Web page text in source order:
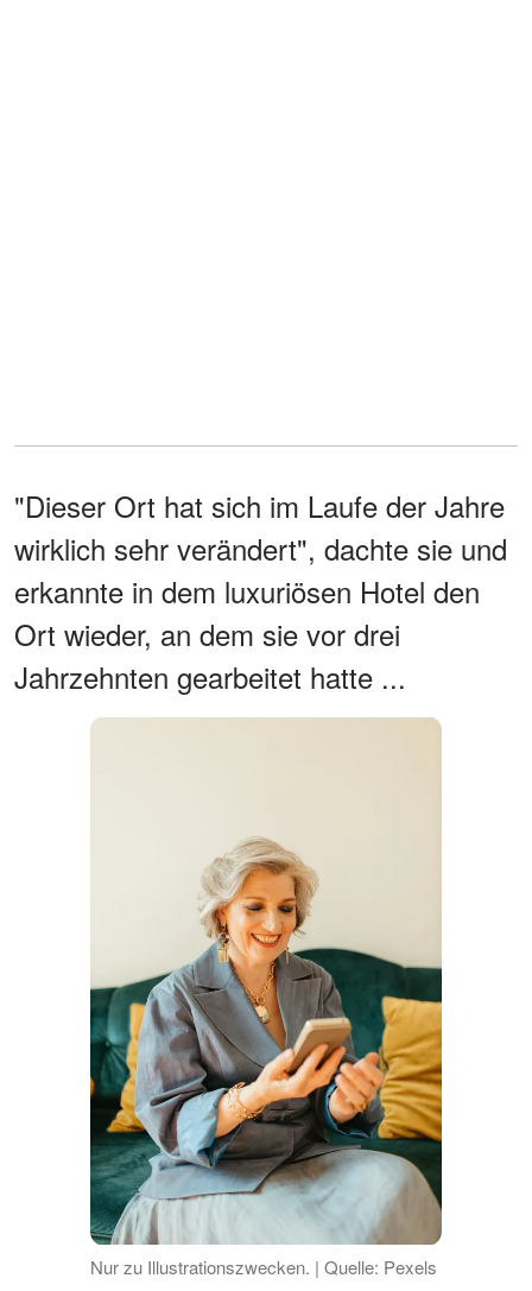
"Dieser Ort hat sich im Laufe der Jahre
wirklich sehr verändert", dachte sie und
erkannte in dem luxuriösen Hotel den
Ort wieder, an dem sie vor drei
Jahrzehnten gearbeitet hatte ...
Nur zu Illustrationszwecken. | Quelle: Pexels